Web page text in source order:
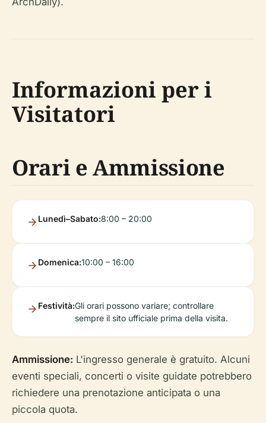
Informazioni per i
Visitatori
Orari e Ammissione
Lunedì–Sabato:8:00 – 20:00
Domenica:10:00 – 16:00
Festività:Gli orari possono variare; controllare
sempre il sito ufficiale prima della visita.
Ammissione: L'ingresso generale è gratuito. Alcuni
eventi speciali, concerti o visite guidate potrebbero
richiedere una prenotazione anticipata o una
piccola quota.